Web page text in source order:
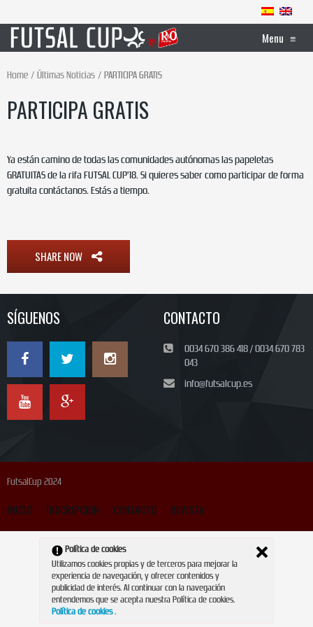
Menu ≡
Home Últimas Noticias PARTICIPA GRATIS
PARTICIPA GRATIS
Ya están camino de todas las comunidades autónomas las papeletas
GRATUITAS de la rifa FUTSAL CUP’18. Si quieres saber como participar de forma
gratuita contáctanos. Estás a tiempo.
SHARE NOW
SÍGUENOS CONTACTO
0034 670 386 418 / 0034 670 783
043
info@futsalcup.es
FutsalCup 2024
INICIO INSCRIPCIÓN CONTACTO REVISTA
Política de cookies
Utilizamos cookies propias y de terceros para mejorar la
experiencia de navegación, y ofrecer contenidos y
publicidad de interés. Al continuar con la navegación
entendemos que se acepta nuestra Política de cookies.
Política de cookies.